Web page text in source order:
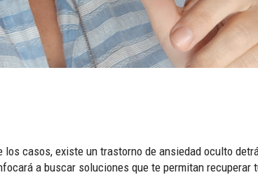
casos, existe un trastorno de ansiedad oculto
a buscar soluciones que te permitan recuperar